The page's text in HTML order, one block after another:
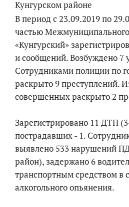
В период с 23.09.2019 по
частью
«Кунгурский»
и сообщений. Возбуждено 7
Сотрудниками полиции по
раскрыто 9 преступлений.
совершенных раскрыто 2
Зарегистрировано 11 ДТП
пострадавших - 1.
выявлено 533 нарушений
район), задержано 6
транспортным средством в
алкогольного опьянения.